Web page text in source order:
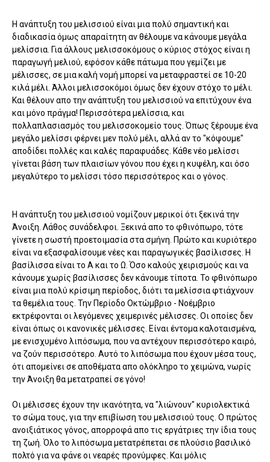
Η ανάπτυξη του μελισσιού είναι μια πολύ σημαντική και
διαδικασία όμως απαραίτητη αν θέλουμε να κάνουμε μεγάλα
μελίσσια. Για άλλους μελισσοκόμους ο κύριος στόχος είναι η
παραγωγή μελιού, εφόσον κάθε πάτωμα που γεμίζει με
μέλισσες, σε μια καλή νομή μπορεί να μεταφραστεί σε 10-20
κιλά μέλι. Άλλοι μελισσοκόμοι όμως δεν έχουν στόχο το μέλι.
Και θέλουν απο την ανάπτυξη του μελισσιού να επιτύχουν ένα
και μόνο πράγμα! Περισσότερα μελίσσια, και
πολλαπλασιασμός του μελισσοκομείο τους. Όπως ξέρουμε ένα
μεγάλο μελίσσι φέρνει μεν πολύ μέλι, αλλά αν το "κόψουμε"
αποδίδει πολλές και καλές παραφυάδες. Κάθε νέο μελίσσι
γίνεται βάση των πλαισίων γόνου που έχει η κυψέλη, και όσο
μεγαλύτερο το μελίσσι τόσο περισσότερος και ο γόνος.
Η ανάπτυξη του μελισσιού νομίζουν μερικοί ότι ξεκινά την
Άνοιξη. Λάθος συνάδελφοι. Ξεκινά απο το φθινόπωρο, τότε
γίνετε η σωστή προετοιμασία στα σμήνη. Πρώτο και κυριότερο
είναι να εξασφαλίσουμε νέες και παραγωγικές βασίλισσες. Η
βασίλισσα είναι το Α και το Ω. Όσο καλούς χειρισμούς και να
κάνουμε χωρίς βασίλισσες δεν κάνουμε τίποτα. Το φθινόπωρο
είναι μια πολύ κρίσιμη περίοδος, διότι τα μελίσσια φτιάχνουν
τα θεμέλια τους. Την Περίοδο Οκτώμβριο - Νοέμβριο
εκτρέφονται οι λεγόμενες χειμερινές μέλισσες. Οι οποίες δεν
είναι όπως οι κανονικές μέλισσες. Είναι έντομα καλοταισμένα,
με ενισχυμένο λιπόσωμα, που να αντέχουν περισσότερο καιρό,
να ζούν περισσότερο. Αυτό το λιπόσωμα που έχουν μέσα τους,
ότι απομείνει σε αποθέματα απο ολόκληρο το χειμώνα, νωρίς
την Άνοιξη θα μετατραπεί σε γόνο!
Οι μέλισσες έχουν την ικανότητα, να "λιώνουν" κυριολεκτικά
το σώμα τους, για την επιβίωση του μελισσιού τους. Ο πρώτος
ανοιξιάτικος γόνος, απορροφά απο τις εργάτριες την ίδια τους
τη ζωή. Όλο το λιπόσωμα μετατρέπεται σε πλούσιο βασιλικό
πολτό για να φάνε οι νεαρές προνύμφες. Και μόλις